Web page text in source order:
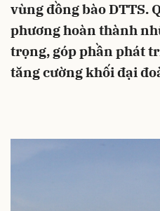
vùng đồng bào DTTS.
phương hoàn thành
trọng, góp phần phát
tăng cường khối đại